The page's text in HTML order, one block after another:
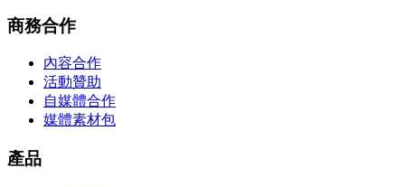
商務合作
內容合作
活動贊助
自媒體合作
媒體素材包
產品